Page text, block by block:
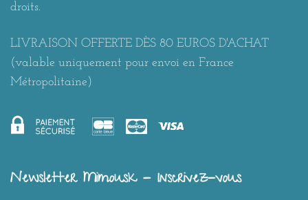
droits.
LIVRAISON OFFERTE DÈS 80 EUROS D'ACHAT
(valable uniquement pour envoi en France
Métropolitaine)
Newsletter Mimousk - Inscrivez-vous